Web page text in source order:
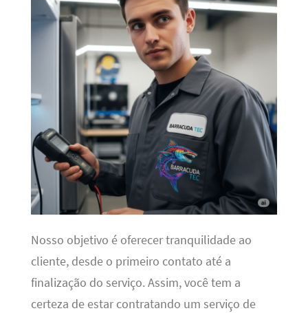
Nosso objetivo é oferecer tranquilidade ao
cliente, desde o primeiro contato até a
finalização do serviço. Assim, você tem a
certeza de estar contratando um serviço de